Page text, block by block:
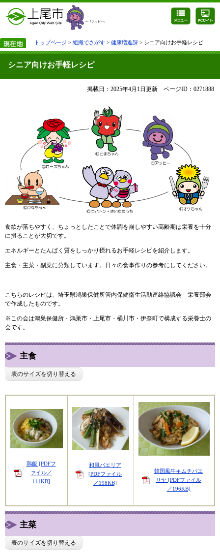
トップページ > 組織でさがす > 健康増進課 > シニア向けお手軽レシピ
シニア向けお手軽レシピ
掲載日：2025年4月1日更新 ページID：0271888
食欲が落ちやすく、ちょっとしたことで体調を崩しやすい高齢期は栄養を十分
に摂ることが大切です。
エネルギーとたんぱく質をしっかり 摂れるお手軽レシピを紹介します。
主食・主菜・副菜に分類しています。日々の食事作りの参考にしてください。
こちらのレシピは、埼玉県鴻巣保健所管内保健衛生活動連絡協議会 栄養部会
で作成したものです。
※この会は鴻巣保健所・鴻巣市・上尾市・桶川市・伊奈町で構成する栄養士の
会です。
主食
表のサイズを切り替える
鶏飯 [PDFフ
ァイル／
111KB]
和風パエリア
[PDFファイル
／198KB]
韓国風牛キムチパエ
リヤ [PDFファイル
／196KB]
主菜
表のサイズを切り替える